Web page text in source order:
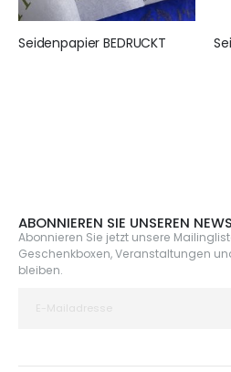
Seidenpapier BEDRUCKT
ABONNIEREN SIE UNSEREN
Abonnieren Sie jetzt unsere
Geschenkboxen, Veranstaltungen
bleiben.